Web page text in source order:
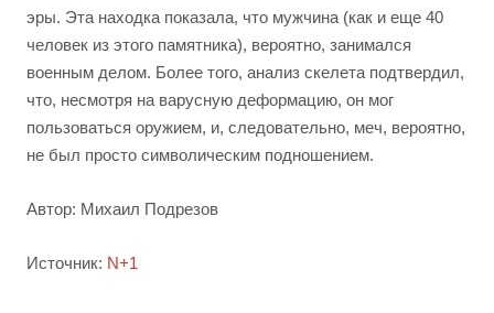
эры. Эта находка показала, что мужчина (как и еще 40
человек из этого памятника), вероятно, занимался
военным делом. Более того, анализ скелета подтвердил,
что, несмотря на варусную деформацию, он мог
пользоваться оружием, и, следовательно, меч, вероятно,
не был просто символическим подношением.
Автор: Михаил Подрезов
Источник: N+1